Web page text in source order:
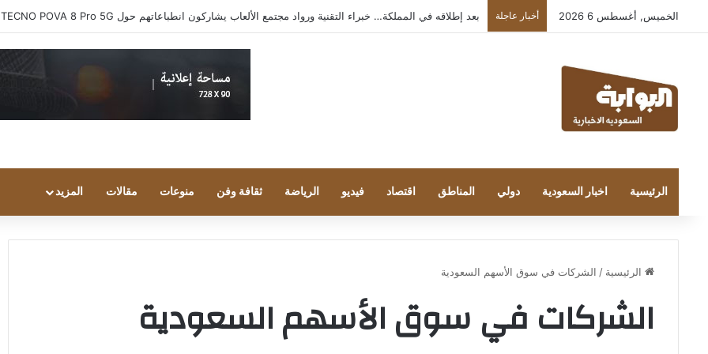
الخميس, أغسطس 6 2026 أخبار عاجلة بعد إطلاقه في المملكة… خبراء التقنية ورواد مجتمع الألعاب يشاركون انطباعاتهم حول TECNO POVA 8 Pro 5G
الرئيسية اخبار السعودية دولي المناطق اقتصاد فيديو الرياضة ثقافة وفن منوعات مقالات المزيد
الرئيسية / الشركات في سوق الأسهم السعودية
الشركات في سوق الأسهم السعودية